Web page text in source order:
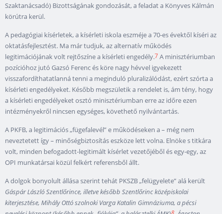
Szaktanácsadó) Bizottságának gondozását, a feladat a Könyves Kálmán
körútra kerül.
A pedagógiai kísérletek, a kísérleti iskola eszméje a 70-es évektől kíséri az
oktatásfejlesztést. Ma már tudjuk, az alternatív működés
legitimációjának volt rejtőszíne a kísérleti engedély.7A minisztériumban
pozícióhoz jutó Gazsó Ferenc és köre nagy hévvel igyekezett
visszafordíthatatlanná tenni a meginduló pluralizálódást, ezért szórta a
kísérleti engedélyeket. Később megszületik a rendelet is, ám tény, hogy
a kísérleti engedélyeket osztó minisztériumban erre az időre ezen
intézményekről nincsen egységes, követhető nyilvántartás.
A PKFB, a legitimációs „fügefalevél” e működéseken a – még nem
neveztetett így – minőségbiztosítás eszköze lett volna. Elnöke s titkára
volt, minden befogadott-legitimált kísérlet vezetőjéből és egy-egy, az
OPI munkatársai közül felkért referensből állt.
A dolgok bonyolult állása szerint tehát PKSZB „felügyelete” alá került
Gáspár László Szentlőrince, illetve később Szentlőrinc középiskolai
kiterjesztése, Mihály Ottó szolnoki Varga Katalin Gimnáziuma, a pécsi
8